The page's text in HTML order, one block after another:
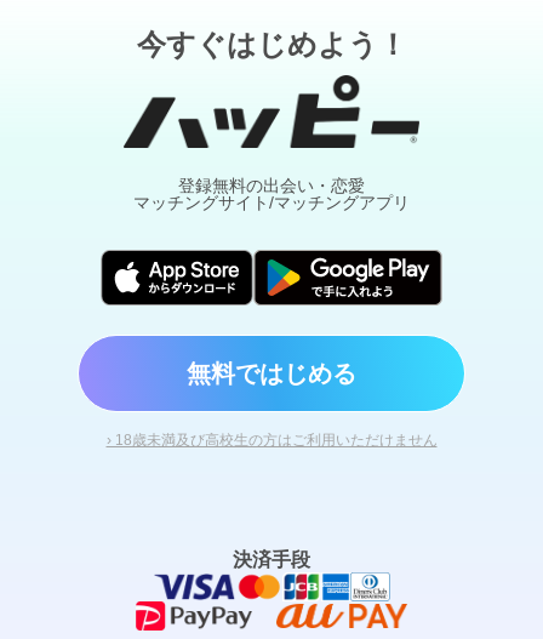
今すぐはじめよう！
登録無料の出会い・恋愛
マッチングサイト/マッチングアプリ
無料ではじめる
› 18歳未満及び高校生の方はご利用いただけません
決済手段